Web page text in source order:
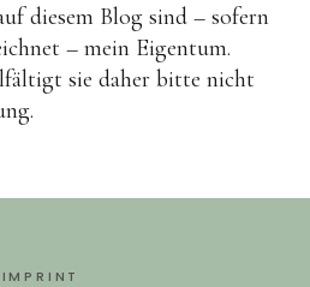
diesem Blog sind – sofern
– mein Eigentum.
sie daher bitte nicht
IMPRINT